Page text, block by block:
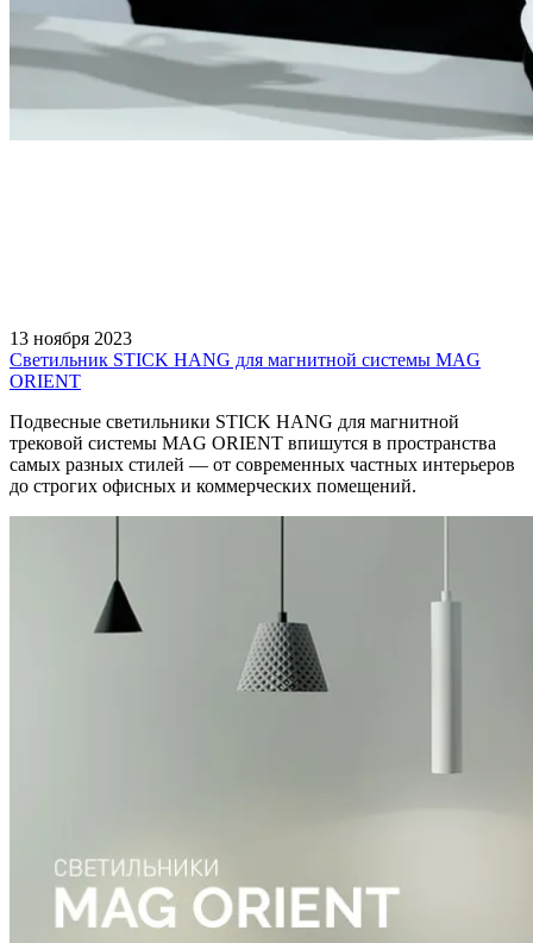
13 ноября 2023
Светильник STICK HANG для магнитной системы MAG
ORIENT
Подвесные светильники STICK HANG для магнитной
трековой системы MAG ORIENT впишутся в пространства
самых разных стилей — от современных частных интерьеров
до строгих офисных и коммерческих помещений.